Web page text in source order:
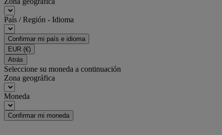
País / Región - Idioma
Confirmar mi país e idioma
EUR (€)
Atrás
Seleccione su moneda a continuación
Zona geográfica
Moneda
Confirmar mi moneda